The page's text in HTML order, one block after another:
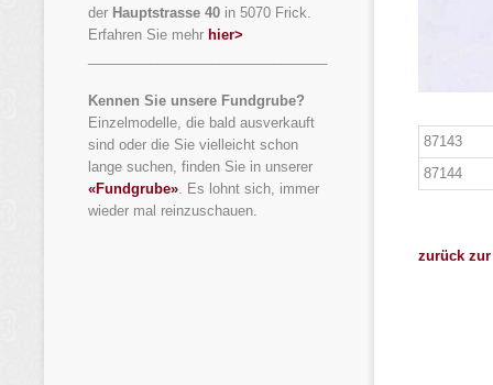
der Hauptstrasse 40 in 5070 Frick.
Erfahren Sie mehr hier>
Kennen Sie unsere Fundgrube?
Einzelmodelle, die bald ausverkauft
sind oder die Sie vielleicht schon
lange suchen, finden Sie in unserer
«Fundgrube». Es lohnt sich, immer
wieder mal reinzuschauen.
87143
87144
zurück